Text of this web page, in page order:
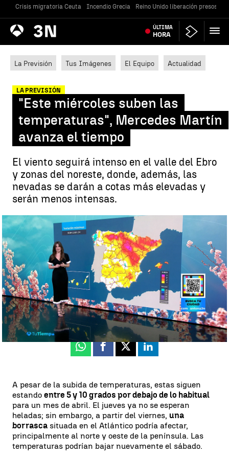
Crisis migratoria Ceuta Incendio Grecia Reino Unido liberación presos
Antena
3 Noticias ÚLTIMA
HORA
La Previsión Tus Imágenes El Equipo Actualidad
LA PREVISIÓN
"Este miércoles suben las
temperaturas", Mercedes Martín
avanza el tiempo
El viento seguirá intenso en el valle del Ebro
y zonas del noreste, donde, además, las
nevadas se darán a cotas más elevadas y
serán menos intensas.
Mercedes Martín anuncia la subida de temperaturas |
Antena 3
Mercedes Martín
Publicado:24 de abril de 2024, 13:03
Whatsapp
Facebook
X Linkedin
A pesar de la subida de temperaturas, estas siguen
estando entre 5 y 10 grados por debajo de lo habitual
para un mes de abril. El jueves ya no se esperan
heladas; sin embargo, a partir del viernes, una
borrasca situada en el Atlántico podría afectar,
principalmente al norte y oeste de la península. Las
temperaturas podrían bajar nuevamente el sábado.